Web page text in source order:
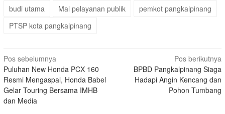
budi utama Mal pelayanan publik
pemkot pangkalpinang
PTSP kota pangkalpinang
Navigasi
pos
Pos sebelumnya
Puluhan New Honda PCX 160
Resmi Mengaspal, Honda Babel
Gelar Touring Bersama IMHB
dan Media
Pos berikutnya
BPBD Pangkalpinang Siaga
Hadapi Angin Kencang dan
Pohon Tumbang